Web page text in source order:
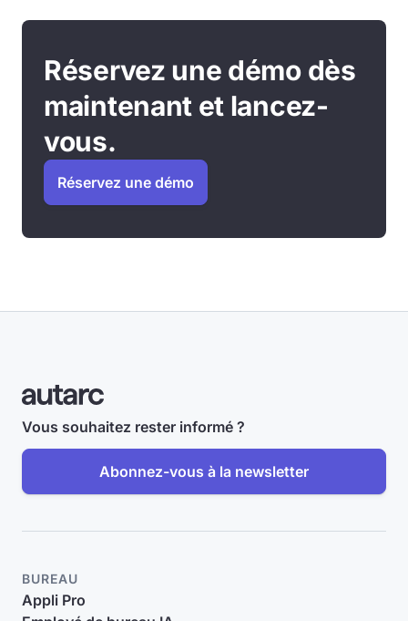
Réservez une démo dès
maintenant et lancez-
vous.
Réservez une démo
Vous souhaitez rester informé ?
Abonnez-vous à la newsletter
BUREAU
Appli Pro